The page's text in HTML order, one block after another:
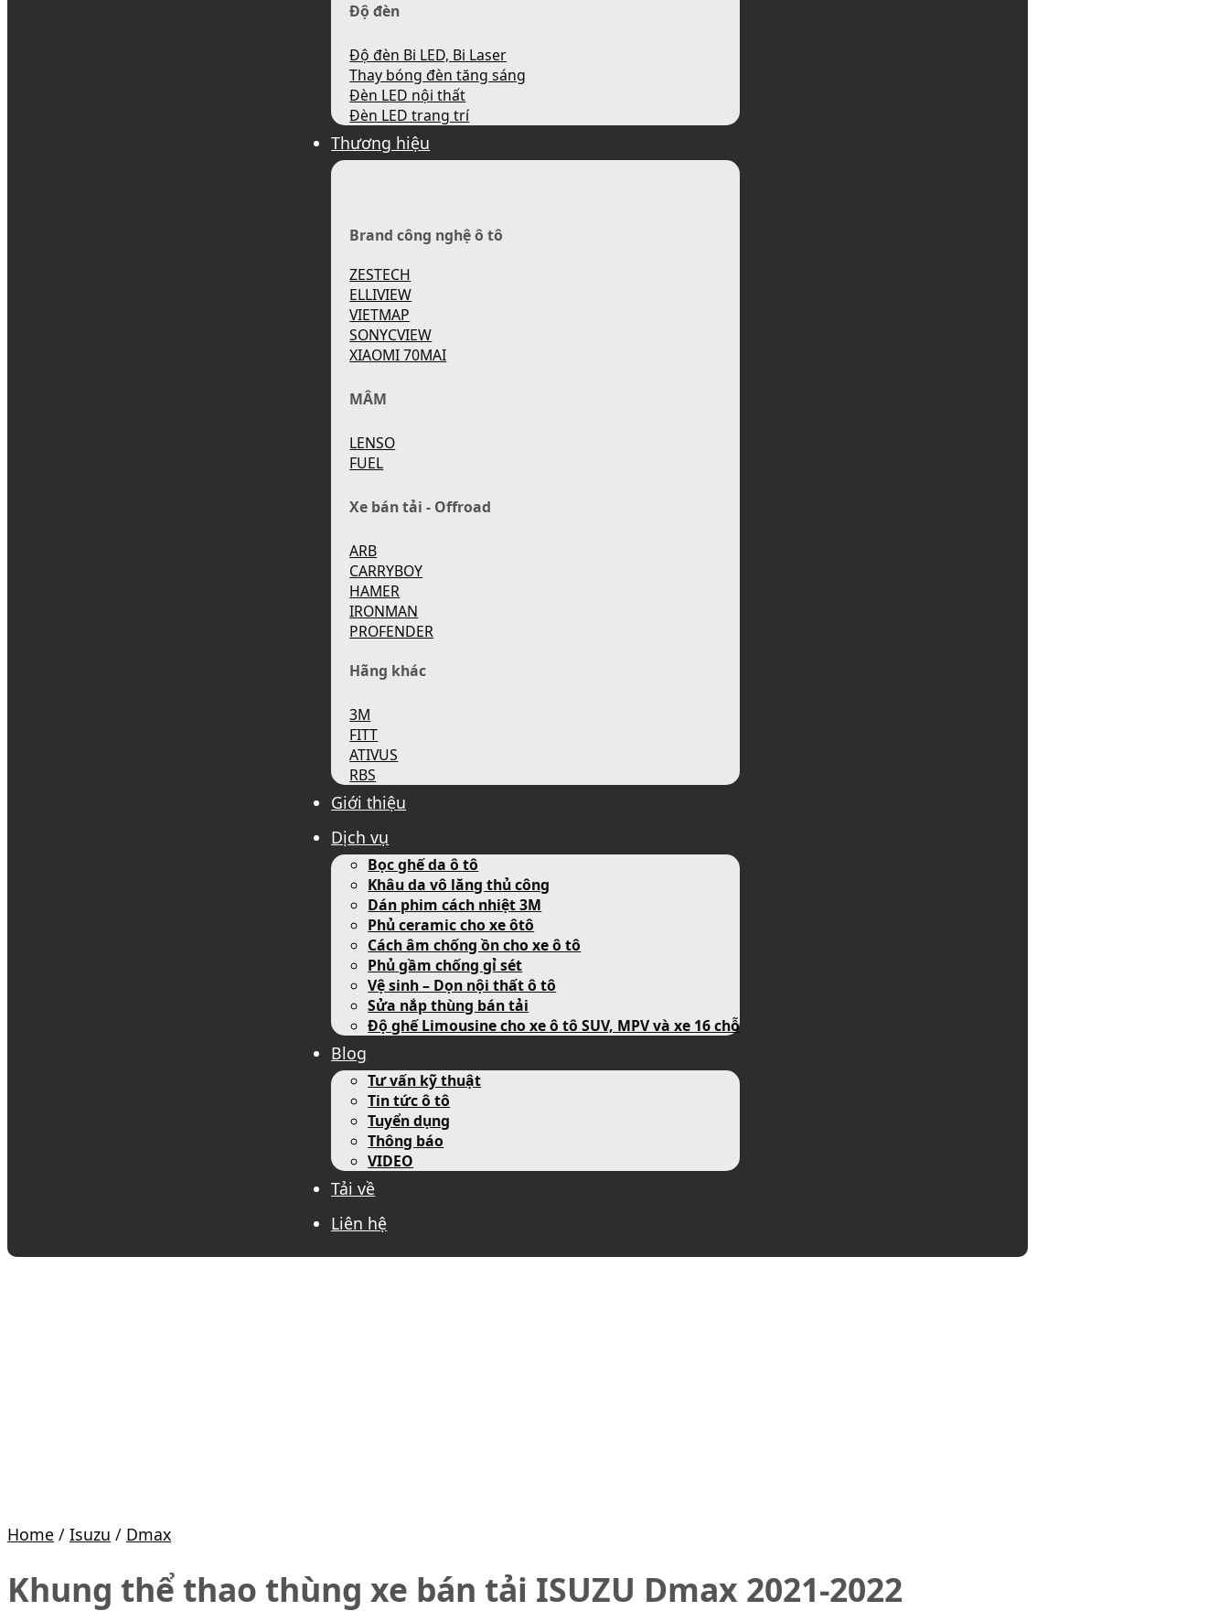
Độ đèn
Độ đèn Bi LED, Bi Laser
Thay bóng đèn tăng sáng
Đèn LED nội thất
Đèn LED trang trí
Thương hiệu
Brand công nghệ ô tô
ZESTECH
ELLIVIEW
VIETMAP
SONYCVIEW
XIAOMI 70MAI
MÂM
LENSO
FUEL
Xe bán tải - Offroad
ARB
CARRYBOY
HAMER
IRONMAN
PROFENDER
Hãng khác
3M
FITT
ATIVUS
RBS
Giới thiệu
Dịch vụ
Bọc ghế da ô tô
Khâu da vô lăng thủ công
Dán phim cách nhiệt 3M
Phủ ceramic cho xe ôtô
Cách âm chống ồn cho xe ô tô
Phủ gầm chống gỉ sét
Vệ sinh – Dọn nội thất ô tô
Sửa nắp thùng bán tải
Độ ghế Limousine cho xe ô tô SUV, MPV và xe 16 chỗ
Blog
Tư vấn kỹ thuật
Tin tức ô tô
Tuyển dụng
Thông báo
VIDEO
Tải về
Liên hệ
Home / Isuzu / Dmax
Khung thể thao thùng xe bán tải ISUZU Dmax 2021-2022